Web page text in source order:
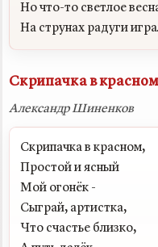
Но что-то светлое
Скрипачка в красном
Александр Шиненков
Скрипачка в красном,
Простой и ясный
Мой огонёк -
Сыграй, артистка,
Что счастье близко,